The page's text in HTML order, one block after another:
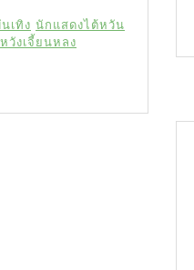
เทิง นักแสดงไต้หวัน
หวังเจี้ยนหลง